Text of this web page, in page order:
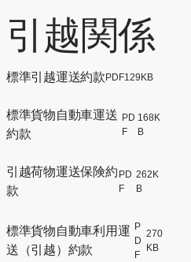
[別ウィンドウでPDFファイルが開
[別ウィンドウでPDFファイルが開
[別ウィンドウでPDFファイルが開
引越関係
標準引越運送約款PDF129KB[別ウ
標準貨物自動車運送
約款
PD
F
168K
B
引越荷物運送保険約
款
PD
F
262K
B
標準貨物自動車利用運
送（引越）約款
P
D
F
270
KB